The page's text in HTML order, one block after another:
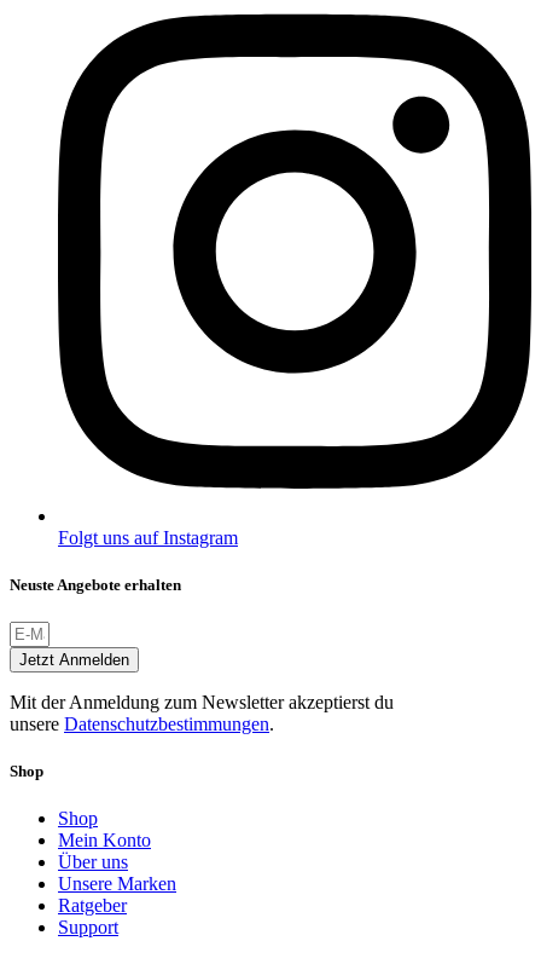
Folgt uns auf Instagram
Neuste Angebote erhalten
Jetzt Anmelden
Mit der Anmeldung zum Newsletter akzeptierst du
unsere Datenschutzbestimmungen.
Shop
Shop
Mein Konto
Über uns
Unsere Marken
Ratgeber
Support